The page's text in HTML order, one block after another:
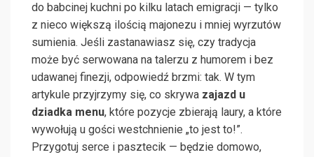
do babcinej kuchni po kilku latach emigracji — tylko
z nieco większą ilością majonezu i mniej wyrzutów
sumienia. Jeśli zastanawiasz się, czy tradycja
może być serwowana na talerzu z humorem i bez
udawanej finezji, odpowiedź brzmi: tak. W tym
artykule przyjrzymy się, co skrywa zajazd u
dziadka menu, które pozycje zbierają laury, a które
wywołują u gości westchnienie „to jest to!”.
Przygotuj serce i pasztecik — będzie domowo,